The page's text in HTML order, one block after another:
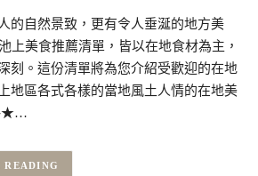
的自然景致，更有令人垂涎的地方美
上美食推薦清單，皆以在地食材為主，
刻。這份清單將為您介紹受歡迎的在地
地區各式各樣的當地風土人情的在地美
★…
READING